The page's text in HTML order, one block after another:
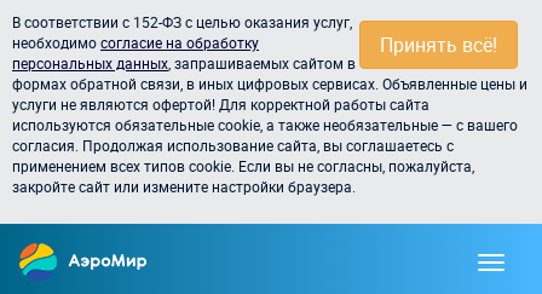
Принять всё!
В соответствии с 152-ФЗ с целью оказания услуг,
необходимосогласие на обработку
персональных данных , запрашиваемых сайтом в
формах обратной связи, в иных цифровых сервисах. Объявленные цены и
услуги не являются офертой! Для корректной работы сайта
используются обязательные cookie, а также необязательные — с вашего
согласия. Продолжая использование сайта, вы соглашаетесь с
применением всех типов cookie. Если вы не согласны, пожалуйста,
закройте сайт или измените настройки браузера.